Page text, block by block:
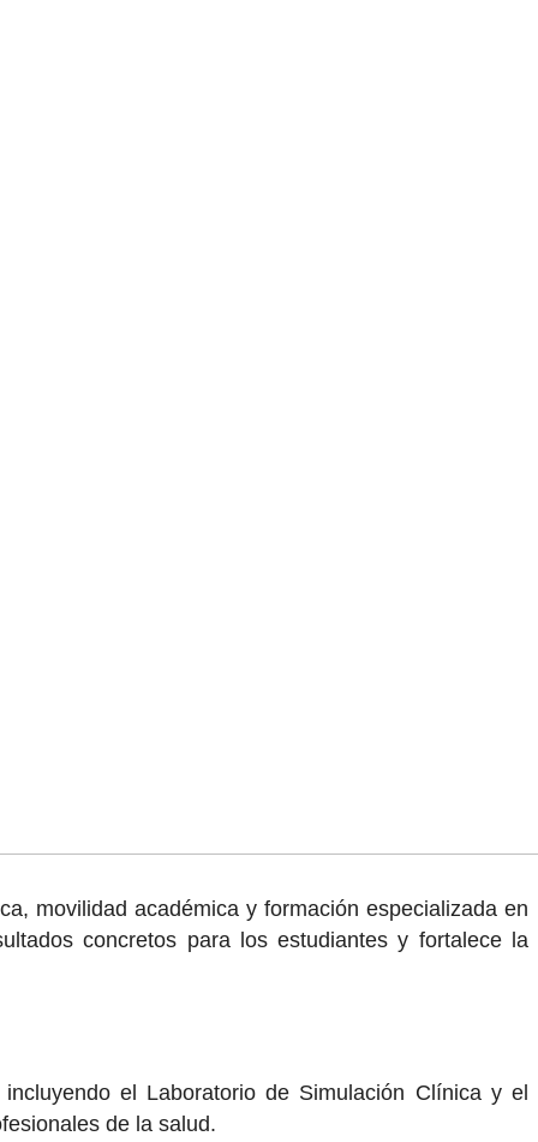
movilidad académica y formación especializada en
concretos para los estudiantes y fortalece la
el Laboratorio de Simulación Clínica y el
de la salud.